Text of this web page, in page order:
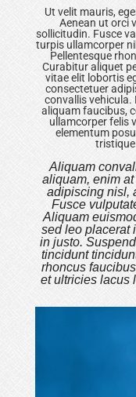
Ut velit mauris,
Aenean ut orci
sollicitudin. Fusce
turpis ullamcorper
Pellentesque
Curabitur aliquet
vitae elit lobortis
consectetuer
convallis vehicula.
aliquam faucibus,
ullamcorper felis
elementum
Aliquam
aliquam, enim
adipiscing nisl,
Fusce
Aliquam
sed leo placerat
in justo.
tincidunt
rhoncus
et ultricies lacus